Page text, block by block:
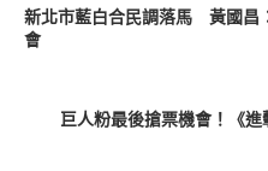
新北市藍白合民調落馬 黃國昌
會
巨人粉最後搶票機會！《